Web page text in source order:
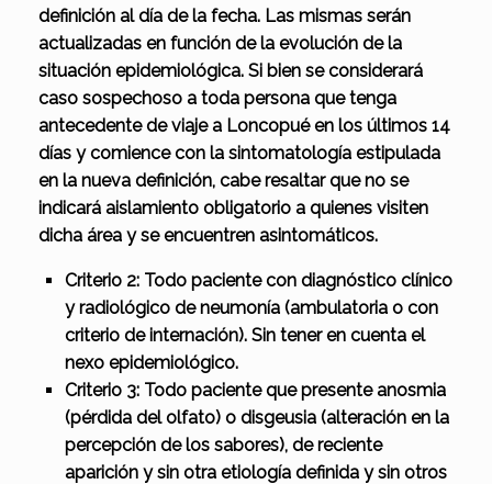
definición al día de la fecha. Las mismas serán
actualizadas en función de la evolución de la
situación epidemiológica. Si bien se considerará
caso sospechoso a toda persona que tenga
antecedente de viaje a Loncopué en los últimos 14
días y comience con la sintomatología estipulada
en la nueva definición, cabe resaltar que no se
indicará aislamiento obligatorio a quienes visiten
dicha área y se encuentren asintomáticos.
Criterio 2: Todo paciente con diagnóstico clínico
y radiológico de neumonía (ambulatoria o con
criterio de internación). Sin tener en cuenta el
nexo epidemiológico.
Criterio 3: Todo paciente que presente anosmia
(pérdida del olfato) o disgeusia (alteración en la
percepción de los sabores), de reciente
aparición y sin otra etiología definida y sin otros